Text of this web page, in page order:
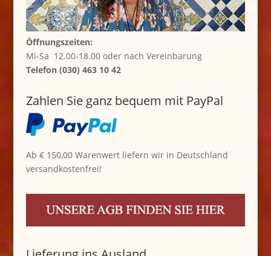
Öffnungszeiten:
Mi-Sa 12.00-18.00 oder nach Vereinbarung
Telefon (030) 463 10 42
Zahlen Sie ganz bequem mit PayPal
Ab € 150,00 Warenwert liefern wir in Deutschland
versandkostenfrei!